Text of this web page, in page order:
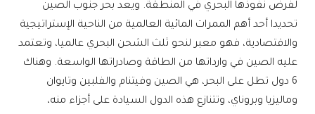
لفرض نفوذها البحري في المنطقة. ويعد بحر جنوب الصين
تحديدا أحد أهم الممرات المائية العالمية من الناحية الإستراتيجية
والاقتصادية، فهو معبر لنحو ثلث الشحن البحري عالميا، وتعتمد
عليه الصين في وارداتها من الطاقة وصادراتها الواسعة. وهناك
6 دول تطل على البحر، هي الصين وفيتنام والفلبين وتايوان
وماليزيا وبروناي، وتتنازع هذه الدول السيادة على أجزاء منه،